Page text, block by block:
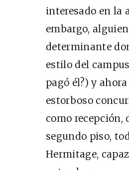
interesado en la
embargo,
determinante
estilo del
pagó él?) y
estorboso
como recepción,
segundo piso,
Hermitage,